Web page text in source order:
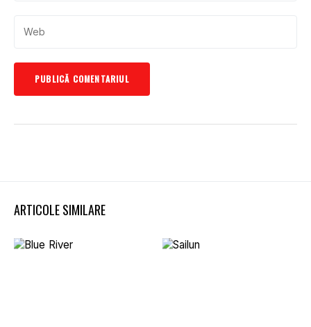
ARTICOLE SIMILARE